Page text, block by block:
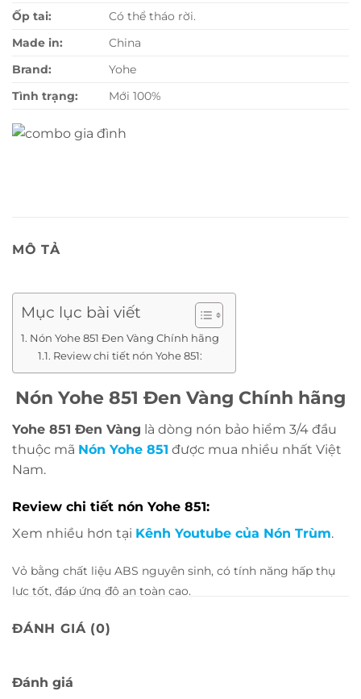
Ốp tai:
Có thể tháo rời.
Made in:
China
Brand:
Yohe
Tình trạng:
Mới 100%
MÔ TẢ
Mục lục bài viết
Nón Yohe 851 Đen Vàng Chính hãng
Review chi tiết nón Yohe 851:
Nón Yohe 851 Đen Vàng Chính hãng
Yohe 851 Đen Vàng là dòng nón bảo hiểm 3/4 đầu
thuộc mã Nón Yohe 851 được mua nhiều nhất Việt
Nam.
Review chi tiết nón Yohe 851:
Xem nhiều hơn tại Kênh Youtube của Nón Trùm.
Vỏ bằng chất liệu ABS nguyên sinh, có tính năng hấp thụ
lực tốt, đáp ứng độ an toàn cao.
Kính chắnMũ 3/4 Yohe 851
trong và rộng mà không làm biến dạng hình ảnh.
ĐÁNH GIÁ (0)
Đánh giá